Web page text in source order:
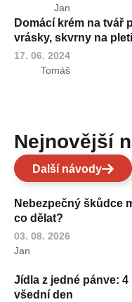
Jan
Domácí krém na tvář
vrásky, skvrny na
17. 06. 2024
Tomáš
Nejnovější
Další návody
Nebezpečný škůdce
co dělat?
03. 08. 2026
Jan
Jídla z jedné pánve:
všední den